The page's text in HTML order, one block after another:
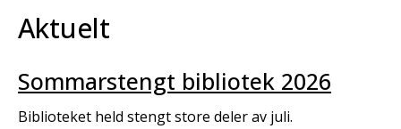
Aktuelt
Sommarstengt bibliotek 2026
Biblioteket held stengt store deler av juli.